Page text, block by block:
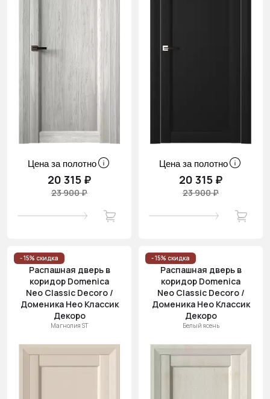
Цена за полотно
20 315 ₽
23 900 ₽
Цена за полотно
20 315 ₽
23 900 ₽
- 15% скидка
Распашная дверь в
коридор Domenica
Neo Classic Decoro /
Доменика Нео Классик
Декоро
Магнолия ST
- 15% скидка
Распашная дверь в
коридор Domenica
Neo Classic Decoro /
Доменика Нео Классик
Декоро
Белый ясень